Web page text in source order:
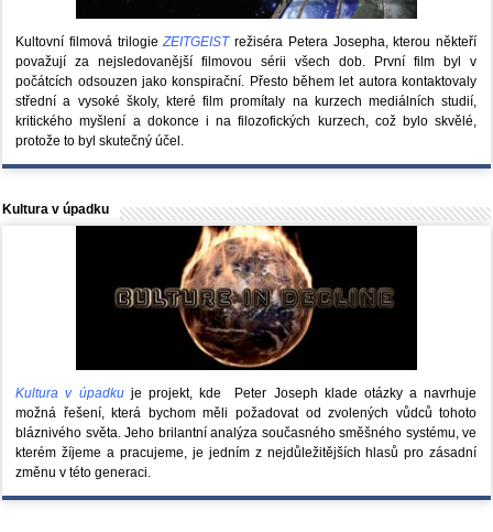
Kultovní filmová trilogieZEITGEISTrežiséra Petera Josepha, kterou někteří
považují za nejsledovanější filmovou sérii všech dob. První film byl v
počátcích odsouzen jako konspirační. Přesto během let autora kontaktovaly
střední a vysoké školy, které film promítaly na kurzech mediálních studií,
kritického myšlení a dokonce i na filozofických kurzech, což bylo skvělé,
protože to byl skutečný účel.
Kultura v úpadku
Kultura v úpadkuje projekt, kde Peter Joseph klade otázky a navrhuje
možná řešení, která bychom měli požadovat od zvolených vůdců tohoto
bláznivého světa. Jeho brilantní analýza současného směšného systému, ve
kterém žíjeme a pracujeme, je jedním z nejdůležitějších hlasů pro zásadní
změnu v této generaci.